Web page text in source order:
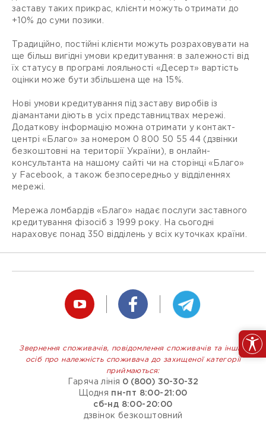
заставу таких прикрас, клієнти можуть отримати до
+10% до суми позики.
Традиційно, постійні клієнти можуть розраховувати на
ще більш вигідні умови кредитування: в залежності від
їх статусу в програмі лояльності «Десерт» вартість
оцінки може бути збільшена ще на 15%.
Нові умови кредитування під заставу виробів із
діамантами діють в усіх представництвах мережі.
Додаткову інформацію можна отримати у контакт-
центрі «Благо» за номером 0 800 50 55 44 (дзвінки
безкоштовні на території України), в онлайн-
консультанта на нашому сайті чи на сторінці «Благо»
у Facebook, а також безпосередньо у відділеннях
мережі.
Мережа ломбардів «Благо» надає послуги заставного
кредитування фізосіб з 1999 року. На сьогодні
нараховує понад 350 відділень у всіх куточках країни.
Звернення споживачів, повідомлення споживачів та інших
осіб про належність споживача до захищеної категорії
приймаються:
Гаряча лінія 0 (800) 30-30-32
Щодня пн-пт 8:00-21:00
сб-нд 8:00-20:00
дзвінок безкоштовний